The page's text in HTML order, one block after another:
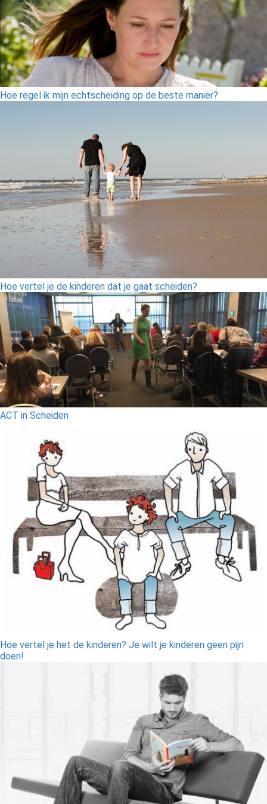
Hoe regel ik mijn echtscheiding op de beste manier?
Hoe vertel je de kinderen dat je gaat scheiden?
ACT in Scheiden
Hoe vertel je het de kinderen? Je wilt je kinderen geen pijn
doen!